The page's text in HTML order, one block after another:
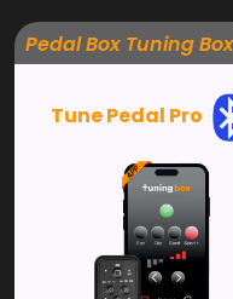
Tune Pedal Pro